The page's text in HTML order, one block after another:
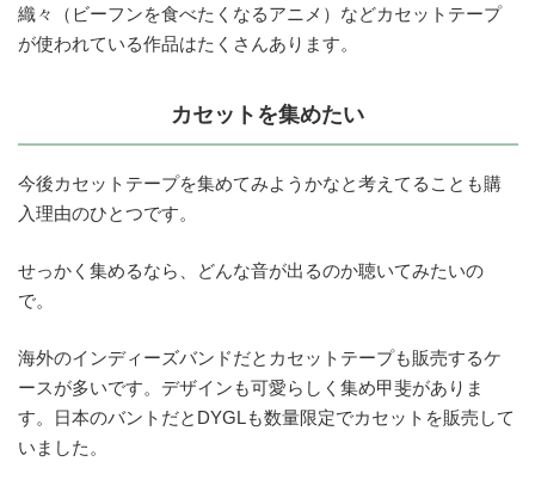
織々（ビーフンを食べたくなるアニメ）などカセットテープ
が使われている作品はたくさんあります。
カセットを集めたい
今後カセットテープを集めてみようかなと考えてることも購
入理由のひとつです。
せっかく集めるなら、どんな音が出るのか聴いてみたいの
で。
海外のインディーズバンドだとカセットテープも販売するケ
ースが多いです。デザインも可愛らしく集め甲斐がありま
す。日本のバントだとDYGLも数量限定でカセットを販売して
いました。